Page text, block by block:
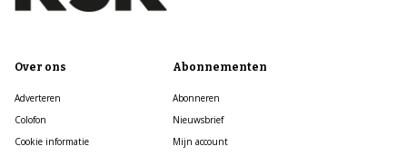
Over ons
Adverteren
Colofon
Cookie informatie
Abonnementen
Abonneren
Nieuwsbrief
Mijn account